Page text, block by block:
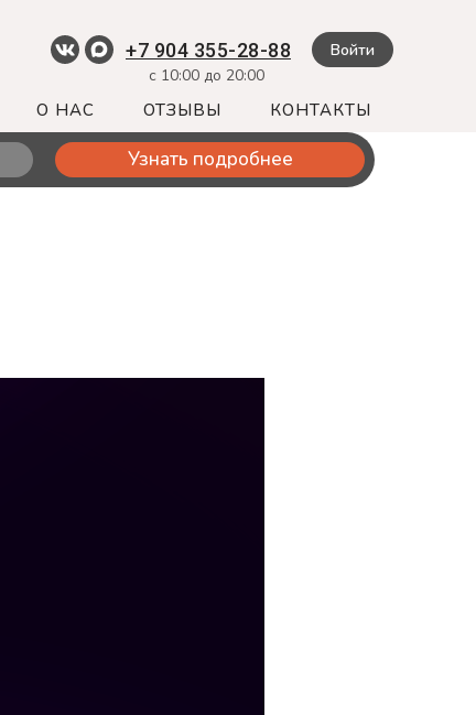
+7 904 355-28-88 Войти
с 10:00 до 20:00
О НАС ОТЗЫВЫ КОНТАКТЫ
Узнать подробнее